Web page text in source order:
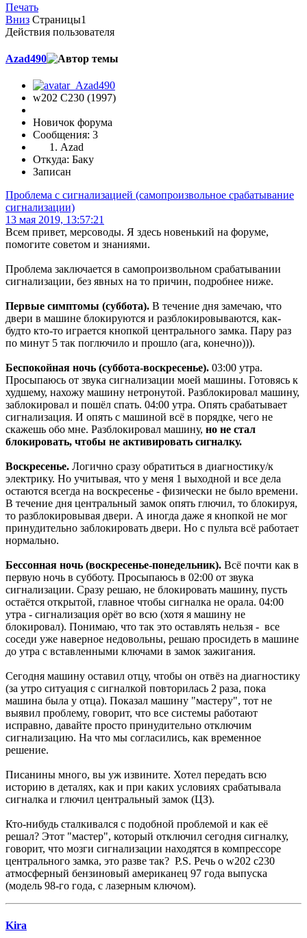
Печать
Вниз Страницы1
Действия пользователя
Azad490
w202 C230 (1997)
Новичок форума
Сообщения: 3
Azad
Откуда: Баку
Записан
Проблема с сигнализацией (самопроизвольное срабатывание
сигнализации)
13 мая 2019, 13:57:21
Всем привет, мерсоводы. Я здесь новенький на форуме,
помогите советом и знаниями.
Проблема заключается в самопроизвольном срабатывании
сигнализации, без явных на то причин, подробнее ниже.
Первые симптомы (суббота). В течение дня замечаю, что
двери в машине блокируются и разблокировываются, как-
будто кто-то играется кнопкой центрального замка. Пару раз
по минут 5 так поглючило и прошло (ага, конечно))).
Беспокойная ночь (суббота-воскресенье). 03:00 утра.
Просыпаюсь от звука сигнализации моей машины. Готовясь к
худшему, нахожу машину нетронутой. Разблокировал машину,
заблокировал и пошёл спать. 04:00 утра. Опять срабатывает
сигнализация. И опять с машиной всё в порядке, чего не
скажешь обо мне. Разблокировал машину, но не стал
блокировать, чтобы не активировать сигналку.
Воскресенье. Логично сразу обратиться в диагностику/к
электрику. Но учитывая, что у меня 1 выходной и все дела
остаются всегда на воскресенье - физически не было времени.
В течение дня центральный замок опять глючил, то блокируя,
то разблокировывая двери. А иногда даже я кнопкой не мог
принудительно заблокировать двери. Но с пульта всё работает
нормально.
Бессонная ночь (воскресенье-понедельник). Всё почти как в
первую ночь в субботу. Просыпаюсь в 02:00 от звука
сигнализации. Сразу решаю, не блокировать машину, пусть
остаётся открытой, главное чтобы сигналка не орала. 04:00
утра - сигнализация орёт во всю (хотя я машину не
блокировал). Понимаю, что так это оставлять нельзя - все
соседи уже наверное недовольны, решаю просидеть в машине
до утра с вставленными ключами в замок зажигания.
Сегодня машину оставил отцу, чтобы он отвёз на диагностику
(за утро ситуация с сигналкой повторилась 2 раза, пока
машина была у отца). Показал машину "мастеру", тот не
выявил проблему, говорит, что все системы работают
исправно, давайте просто принудительно отключим
сигнализацию. На что мы согласились, как временное
решение.
Писанины много, вы уж извините. Хотел передать всю
историю в деталях, как и при каких условиях срабатывала
сигналка и глючил центральный замок (ЦЗ).
Кто-нибудь сталкивался с подобной проблемой и как её
решал? Этот "мастер", который отключил сегодня сигналку,
говорит, что мозги сигнализации находятся в компрессоре
центрального замка, это разве так? P.S. Речь о w202 c230
атмосферный бензиновый американец 97 года выпуска
(модель 98-го года, с лазерным ключом).
Kira